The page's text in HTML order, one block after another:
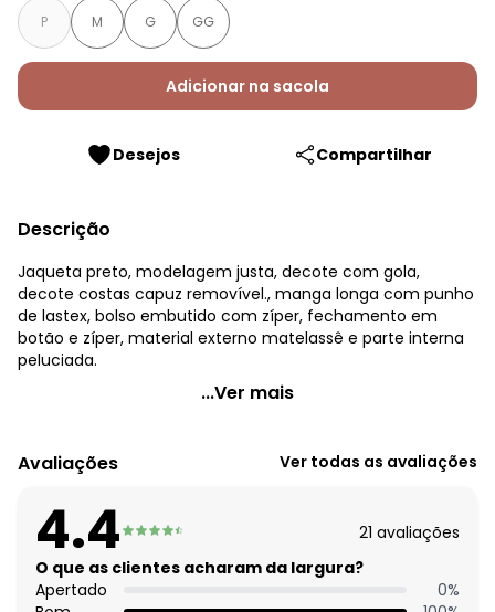
P M G GG
Adicionar na sacola
Desejos Compartilhar
Descrição
Jaqueta preto, modelagem justa, decote com gola,
decote costas capuz removível., manga longa com punho
de lastex, bolso embutido com zíper, fechamento em
botão e zíper, material externo matelassê e parte interna
peluciada.
Quintess - Jaqueta Puffer Preto em Matelassê
Modelagem: Justa
Decote frente: Com gola
Comprimento da manga: Longa
Modelo da manga: Com punho
Complemento: Bolso embutido;
Comprimento: Tradicional
...Ver mais
Avaliações Ver todas as avaliações
4.4 21 avaliações
O que as clientes acharam da largura?
Apertado
0%